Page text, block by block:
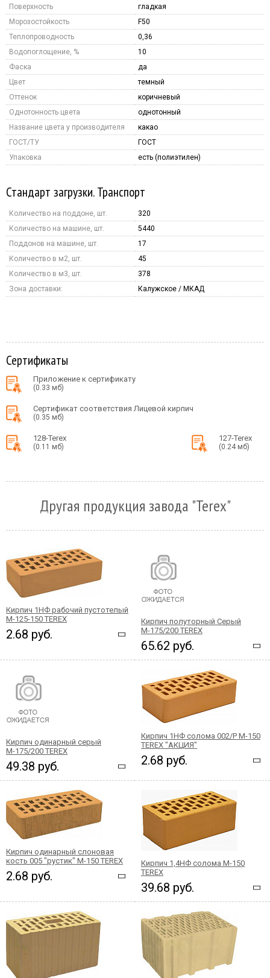
Поверхность
гладкая
Морозостойкость
F50
Теплопроводность
0,36
Водопоглощение, %
10
Фаска
да
Цвет
темный
Оттенок
коричневый
Однотонность цвета
однотонный
Название цвета у производителя
какао
ГОСТ/ТУ
ГОСТ
Упаковка
есть (полиэтилен)
Стандарт загрузки. Транспорт
Количество на поддоне, шт.
320
Количество на машине, шт.
5440
Поддонов на машине, шт.
17
Количество в м2, шт.
45
Количество в м3, шт.
378
Зона доставки:
Калужское / МКАД
Сертификаты
Приложение к сертификату
(0.33 мб)
Сертификат соответствия Лицевой кирпич
(0.35 мб)
128-Terex
(0.11 мб)
127-Terex
(0.24 мб)
Другая продукция завода "Terex"
Кирпич 1НФ рабочий пустотелый
М-125-150 TEREX
2.68 руб.
Кирпич полуторный Серый
М-175/200 TEREX
65.62 руб.
Кирпич одинарный серый
М-175/200 TEREX
49.38 руб.
Кирпич 1НФ солома 002/Р М-150
TEREX "АКЦИЯ"
2.68 руб.
Кирпич одинарный слоновая
кость 005 "рустик" М-150 TEREX
2.68 руб.
Кирпич 1,4НФ солома М-150
TEREX
39.68 руб.